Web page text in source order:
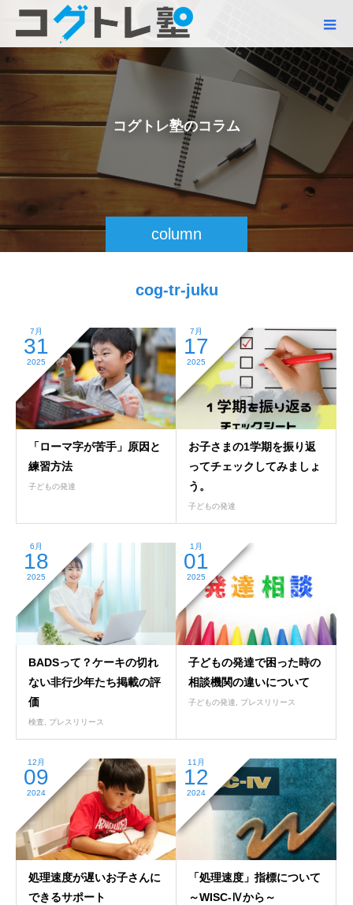
column
コグト レ塾のコ ラム
cog-tr-juku
7月
31
2025
「ローマ字が苦手」原因と
練習方法
子どもの発達
7月
17
2025
お子さまの1学期を振り返
ってチェックしてみましょ
う。
子どもの発達
6月
18
2025
BADSって？ケーキの切れ
ない非行少年たち掲載の評
価
検査 プレスリリース
1月
01
2025
子どもの発達で困った時の
相談機関の違いについて
子どもの発達 プレスリリース
12月
09
2024
処理速度が遅いお子さんに
できるサポート
11月
12
2024
「処理速度」指標について
～WISC-Ⅳから～